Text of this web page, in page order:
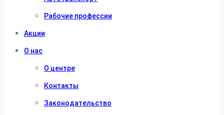
Рабочие профессии
Акции
О нас
О центре
Контакты
Законодательство